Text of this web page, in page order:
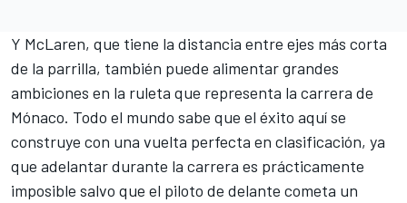
Y McLaren, que tiene la distancia entre ejes más corta
de la parrilla, también puede alimentar grandes
ambiciones en la ruleta que representa la carrera de
Mónaco. Todo el mundo sabe que el éxito aquí se
construye con una vuelta perfecta en clasificación, ya
que adelantar durante la carrera es prácticamente
imposible salvo que el piloto de delante cometa un